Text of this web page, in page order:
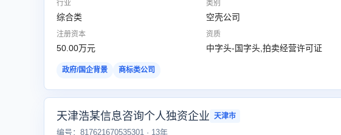
行业
综合类
类别
空壳公司
注册资本
50.00万元
资质
中字头-国字头,拍卖经营许可证
政府/国企背景 商标类公司
天津浩某信息咨询个人独资企业 天津市
编号：817621670535301 · 13年